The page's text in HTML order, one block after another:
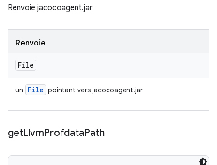
Renvoie jacocoagent.jar.
Renvoie
File
un File pointant vers jacocoagent.jar
getLlvmProfdataPath